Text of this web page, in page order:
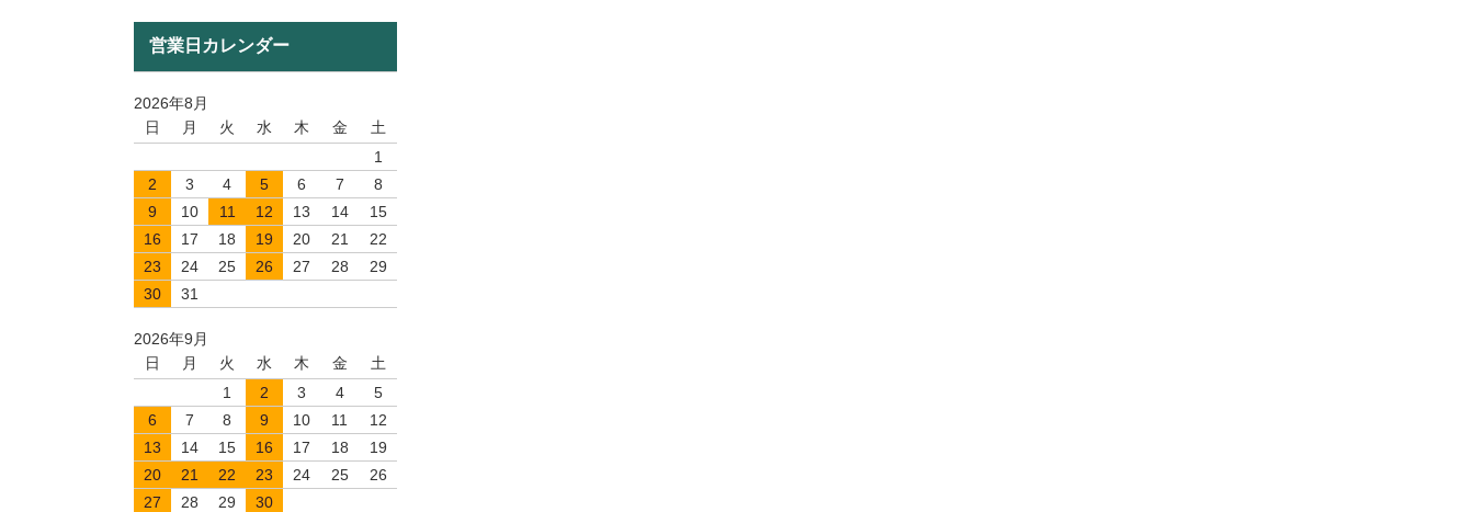
営業日カレンダー
2026年8月
日
月 火 水 木 金
土
1
2
3 4 5 6 7
8
9
10 11 12 13 14
15
16
17 18 19 20 21
22
23
24 25 26 27 28
29
30
31
2026年9月
日
月 火 水 木 金
土
1
2 3 4
5
6
7 8 9 10 11
12
13
14 15 16 17 18
19
20
21 22 23 24 25
26
27
28 29 30